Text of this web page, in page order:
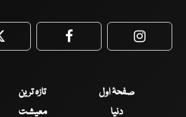
Twitter Facebook
صفحۂ اول تازہ ترین
دنیا
معیشت